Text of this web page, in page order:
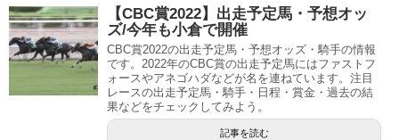
【CBC賞2022】出走予定馬・予想オッ
ズ/今年も小倉で開催
CBC賞2022の出走予定馬・予想オッズ・騎手の情報
です。2022年のCBC賞の出走予定馬にはファストフ
ォースやアネゴハダなどが名を連ねています。注目
レースの出走予定馬・騎手・日程・賞金・過去の結
果などをチェックしてみよう。
記事を読む